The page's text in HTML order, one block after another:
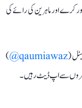
کرے اور ماہرین کی رائے کی
(
qaumiawaz@
)
خبروں سے اپ ڈیٹ رہیں۔